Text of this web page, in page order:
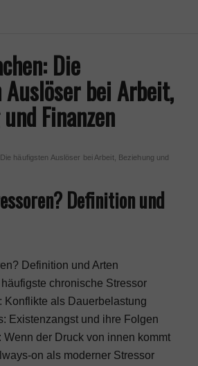
Die
bei Arbeit,
Finanzen
häufigsten Auslöser bei Arbeit, Beziehung und
Definition und
Definition und Arten
chronische Stressor
Konflikte als Dauerbelastung
Existenzangst und ihre Folgen
Wenn der Druck von innen kommt
on als moderner Stressor